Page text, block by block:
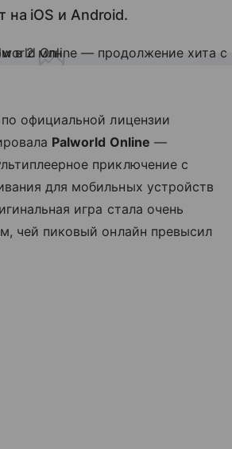
на iOS и Android.
официальной лицензии
Palworld Online —
приключение с
для мобильных устройств
игра стала очень
чей пиковый онлайн превысил